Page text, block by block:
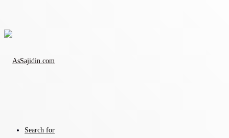
Search for